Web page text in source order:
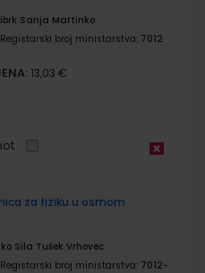
Sanja Martinko
Registarski broj ministarstva: 7012
13,03 €
za fiziku u osmom
Sila Tušek Vrhovec
Registarski broj ministarstva: 7012-